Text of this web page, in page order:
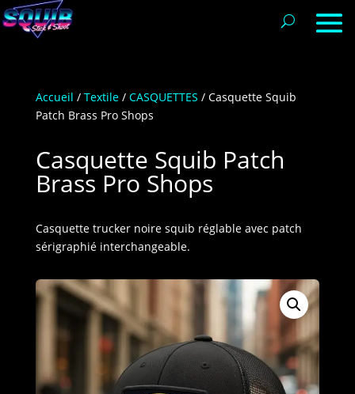
Accueil / Textile/ CASQUETTES / Casquette Squib
Patch Brass Pro Shops
Casquette Squib Patch
Brass Pro Shops
Casquette trucker noire squib réglable avec patch
sérigraphié interchangeable.